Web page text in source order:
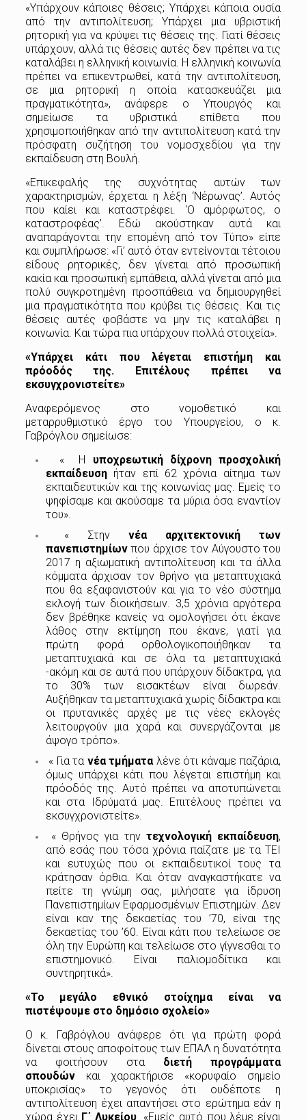
«Υπάρχουν κάποιες θέσεις; Υπάρχει κάποια ουσία
από την αντιπολίτευση; Υπάρχει μια υβριστική
ρητορική για να κρύψει τις θέσεις της. Γιατί θέσεις
υπάρχουν, αλλά τις θέσεις αυτές δεν πρέπει να τις
καταλάβει η ελληνική κοινωνία. Η ελληνική κοινωνία
πρέπει να επικεντρωθεί, κατά την αντιπολίτευση,
σε μια ρητορική η οποία κατασκευάζει μια
πραγματικότητα», ανάφερε ο Υπουργός και
σημείωσε τα υβριστικά επίθετα που
χρησιμοποιήθηκαν από την αντιπολίτευση κατά την
πρόσφατη συζήτηση του νομοσχεδίου για την
εκπαίδευση στη Βουλή.
«Επικεφαλής της συχνότητας αυτών των
χαρακτηρισμών, έρχεται η λέξη ‘Νέρωνας’. Αυτός
που καίει και καταστρέφει. ‘Ο αμόρφωτος, ο
καταστροφέας’. Εδώ ακούστηκαν αυτά και
αναπαράγονται την επομένη από τον Τύπο» είπε
και συμπλήρωσε: «Γι’ αυτό όταν εντείνονται τέτοιου
είδους ρητορικές, δεν γίνεται από προσωπική
κακία και προσωπική εμπάθεια, αλλά γίνεται από μια
πολύ συγκροτημένη προσπάθεια να δημιουργηθεί
μια πραγματικότητα που κρύβει τις θέσεις. Και τις
θέσεις αυτές φοβάστε να μην τις καταλάβει η
κοινωνία. Και τώρα πια υπάρχουν πολλά στοιχεία».
«Υπάρχει κάτι που λέγεται επιστήμη και
πρόοδός της. Επιτέλους πρέπει να
εκσυγχρονιστείτε»
Αναφερόμενος στο νομοθετικό και
μεταρρυθμιστικό έργο του Υπουργείου, ο κ.
Γαβρόγλου σημείωσε:
« Η υποχρεωτική δίχρονη προσχολική
εκπαίδευσηήταν επί 62 χρόνια αίτημα των
εκπαιδευτικών και της κοινωνίας μας. Εμείς το
ψηφίσαμε και ακούσαμε τα μύρια όσα εναντίον
του».
« Στηννέα αρχιτεκτονική των
πανεπιστημίωνπου άρχισε τον Αύγουστο του
2017 η αξιωματική αντιπολίτευση και τα άλλα
κόμματα άρχισαν τον θρήνο για μεταπτυχιακά
που θα εξαφανιστούν και για το νέο σύστημα
εκλογή των διοικήσεων. 3,5 χρόνια αργότερα
δεν βρέθηκε κανείς να ομολογήσει ότι έκανε
λάθος στην εκτίμηση που έκανε, γιατί για
πρώτη φορά ορθολογικοποιήθηκαν τα
μεταπτυχιακά και σε όλα τα μεταπτυχιακά
-ακόμη και σε αυτά που υπάρχουν δίδακτρα, για
το 30% των εισακτέων είναι δωρεάν.
Αυξήθηκαν τα μεταπτυχιακά χωρίς δίδακτρα και
οι πρυτανικές αρχές με τις νέες εκλογές
λειτουργούν μια χαρά και συνεργάζονται με
άψογο τρόπο».
« Για τα νέα τμήματα λένε ότι κάναμε παζάρια,
όμως υπάρχει κάτι που λέγεται επιστήμη και
πρόοδός της. Αυτό πρέπει να αποτυπώνεται
και στα Ιδρύματά μας. Επιτέλους πρέπει να
εκσυγχρονιστείτε».
« Θρήνος για την τεχνολογική εκπαίδευση,
από εσάς που τόσα χρόνια παίζατε με τα ΤΕΙ
και ευτυχώς που οι εκπαιδευτικοί τους τα
κράτησαν όρθια. Και όταν αναγκαστήκατε να
πείτε τη γνώμη σας, μιλήσατε για ίδρυση
Πανεπιστημίων Εφαρμοσμένων Επιστημών. Δεν
είναι καν της δεκαετίας του ’70, είναι της
δεκαετίας του ’60. Είναι κάτι που τελείωσε σε
όλη την Ευρώπη και τελείωσε στο γίγνεσθαι το
επιστημονικό. Είναι παλιομοδίτικα και
συντηρητικά».
«Το μεγάλο εθνικό στοίχημα είναι να
πιστέψουμε στο δημόσιο σχολείο»
Ο κ. Γαβρόγλου ανάφερε ότι για πρώτη φορά
δίνεται στους αποφοίτους των ΕΠΑΛ η δυνατότητα
να φοιτήσουν στα διετή προγράμματα
σπουδώνκαι χαρακτήρισε «κορυφαίο σημείο
υποκρισίας» το γεγονός ότι ουδέποτε η
αντιπολίτευση έχει απαντήσει στο ερώτημα εάν η
χώρα έχει Γ΄ Λυκείου . «Εμείς αυτό που λέμε είναι